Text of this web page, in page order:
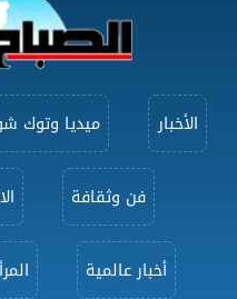
الأخبار ميديا وتوك
فن وثقافة
أخبار عالمية